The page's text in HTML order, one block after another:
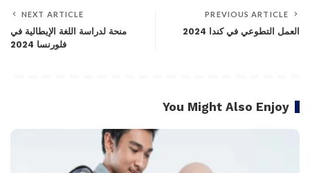
PREVIOUS ARTICLE
العمل التطوعي في كندا 2024
NEXT ARTICLE
منحة لدراسة اللغة الإيطالية في
فلورنسا 2024
You Might Also Enjoy